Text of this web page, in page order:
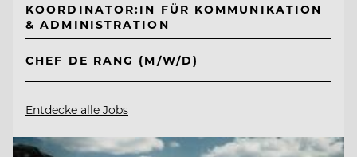
KOORDINATOR:IN FÜR KOMMUNIKATION
& ADMINISTRATION
CHEF DE RANG (M/W/D)
Entdecke alle Jobs